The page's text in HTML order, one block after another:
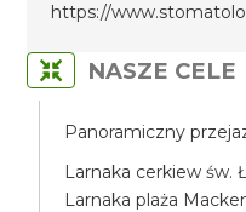
https://
NASZE CELE
Panoramiczny
Larnaka cerkiew św.
Larnaka plaża